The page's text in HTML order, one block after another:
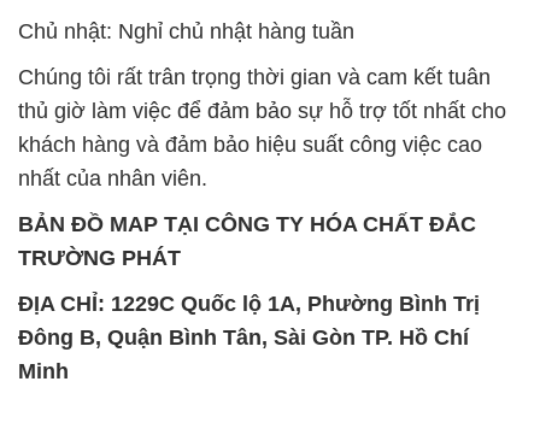
Chủ nhật: Nghỉ chủ nhật hàng tuần
Chúng tôi rất trân trọng thời gian và cam kết tuân
thủ giờ làm việc để đảm bảo sự hỗ trợ tốt nhất cho
khách hàng và đảm bảo hiệu suất công việc cao
nhất của nhân viên.
BẢN ĐỒ MAP TẠI CÔNG TY HÓA CHẤT ĐẮC
TRƯỜNG PHÁT
ĐỊA CHỈ: 1229C Quốc lộ 1A, Phường Bình Trị
Đông B, Quận Bình Tân, Sài Gòn TP. Hồ Chí
Minh